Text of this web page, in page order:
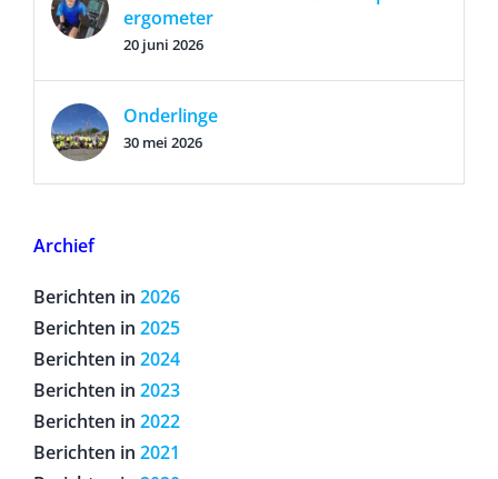
Erwin voltooid de marathon op een
ergometer
20 juni 2026
Onderlinge
30 mei 2026
Archief
Berichten in 2026
Berichten in 2025
Berichten in 2024
Berichten in 2023
Berichten in 2022